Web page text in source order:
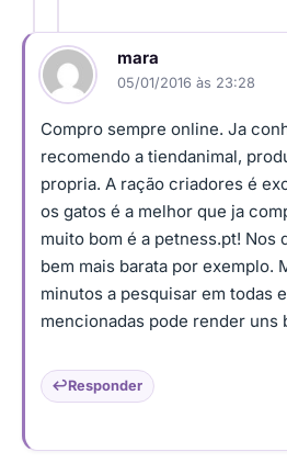
mara
05/01/2016 às 23:28
Compro sempre online. Ja
recomendo a tiendanimal,
propria. A ração criadores é
os gatos é a melhor que ja
muito bom é a petness.pt! Nos
bem mais barata por exemplo.
minutos a pesquisar em todas
mencionadas pode render uns
Responder